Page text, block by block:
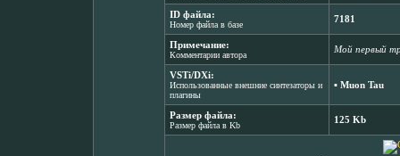
ID файла:
Номер файла в базе
7181
Примечание:
Комментарии автора
Мой первый
VSTi/DXi:
Использованные внешние синтезаторы и
плагины
▪ Muon Tau
Размер файла:
Размер файла в Kb
125 Kb